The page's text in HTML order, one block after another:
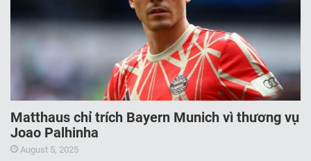
Matthaus chỉ trích Bayern Munich vì thương vụ
Joao Palhinha
August 5, 2025